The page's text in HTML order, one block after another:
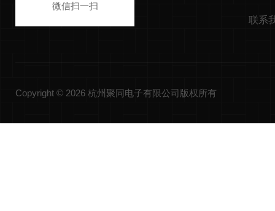
微信扫一扫
联系
Copyright © 2026 杭州聚同电子有限公司版权所有